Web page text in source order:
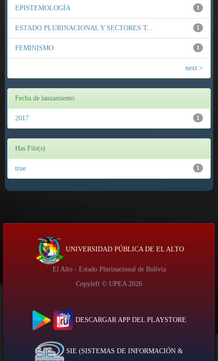
1
EPISTEMOLOGÍA
1
ESTADO PLURINACIONAL Y SECTORES T...
1
FEMINISMO
next >
Fecha de lanzamiento
1
2017
Has File(s)
1
true
UNIVERSIDAD PÚBLICA DE EL ALTO
El Alto - Estado Plurinacional de Bolivia
Copyleft © UPEA 2026
DESCARGAR APP DEL PLAYSTORE
SIE (SISTEMAS DE INFORMACIÓN &